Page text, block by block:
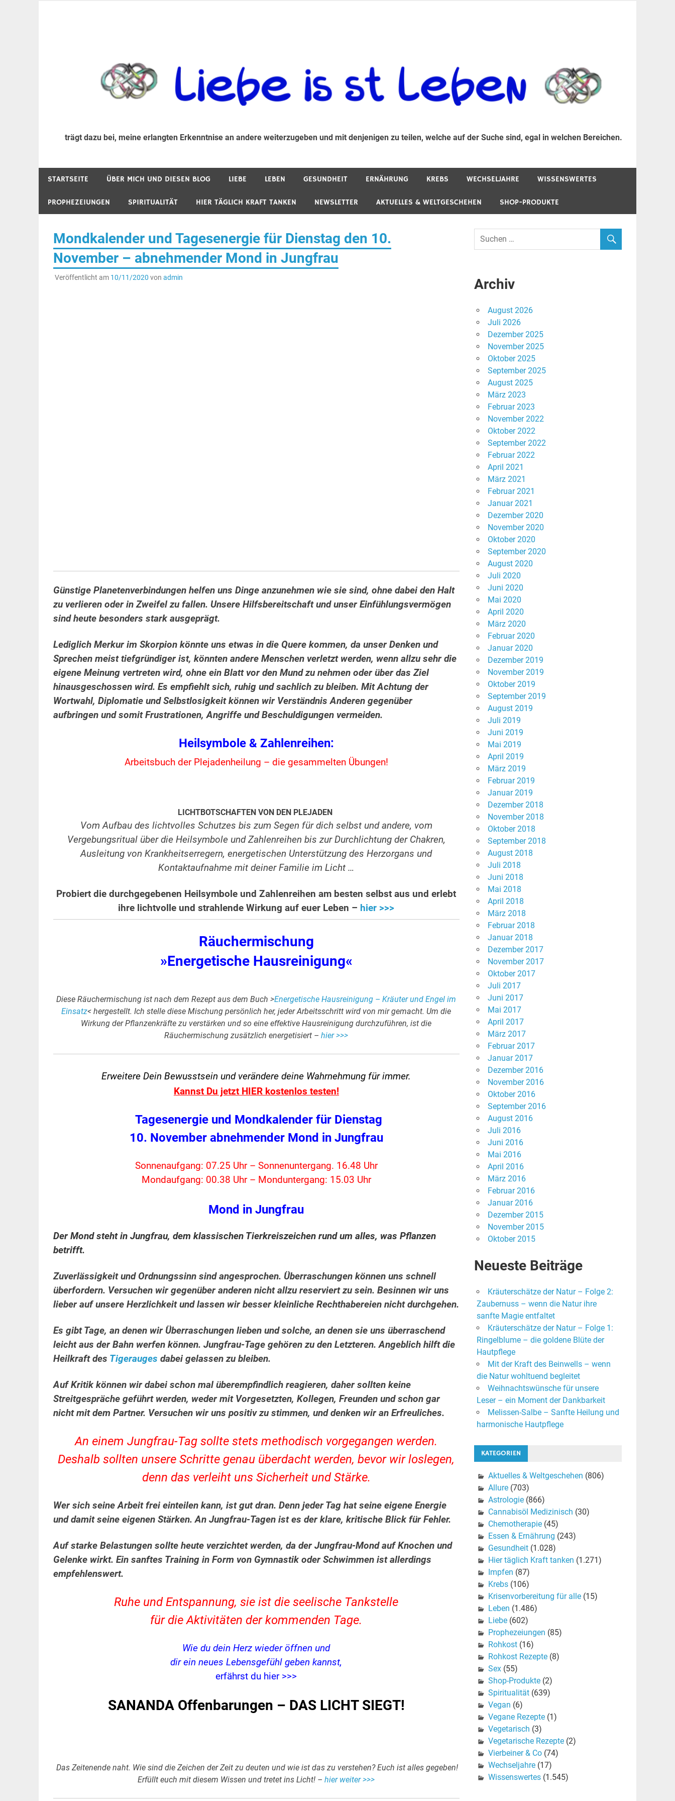
trägt dazu bei, meine erlangten Erkenntnise an andere weiterzugeben und mit denjenigen zu teilen, welche auf der Suche sind, egal in welchen Bereichen.
STARTSEITE ÜBER MICH UND DIESEN BLOG LIEBE LEBEN GESUNDHEIT ERNÄHRUNG KREBS WECHSELJAHRE WISSENSWERTES
PROPHEZEIUNGEN SPIRITUALITÄT HIER TÄGLICH KRAFT TANKEN NEWSLETTER AKTUELLES & WELTGESCHEHEN SHOP-PRODUKTE
Mondkalender und Tagesenergie für Dienstag den 10.
November – abnehmender Mond in Jungfrau
Veröffentlicht am 10/11/2020 von admin
Günstige Planetenverbindungen helfen uns Dinge anzunehmen wie sie sind, ohne dabei den Halt
zu verlieren oder in Zweifel zu fallen. Unsere Hilfsbereitschaft und unser Einfühlungsvermögen
sind heute besonders stark ausgeprägt.
Lediglich Merkur im Skorpion könnte uns etwas in die Quere kommen, da unser Denken und
Sprechen meist tiefgründiger ist, könnten andere Menschen verletzt werden, wenn allzu sehr die
eigene Meinung vertreten wird, ohne ein Blatt vor den Mund zu nehmen oder über das Ziel
hinausgeschossen wird. Es empfiehlt sich, ruhig und sachlich zu bleiben. Mit Achtung der
Wortwahl, Diplomatie und Selbstlosigkeit können wir Verständnis Anderen gegenüber
aufbringen und somit Frustrationen, Angriffe und Beschuldigungen vermeiden.
Heilsymbole & Zahlenreihen:
Arbeitsbuch der Plejadenheilung – die gesammelten Übungen!
LICHTBOTSCHAFTEN VON DEN PLEJADEN
Vom Aufbau des lichtvolles Schutzes bis zum Segen für dich selbst und andere, vom
Vergebungsritual über die Heilsymbole und Zahlenreihen bis zur Durchlichtung der Chakren,
Ausleitung von Krankheitserregern, energetischen Unterstützung des Herzorgans und
Kontaktaufnahme mit deiner Familie im Licht …
Probiert die durchgegebenen Heilsymbole und Zahlenreihen am besten selbst aus und erlebt
ihre lichtvolle und strahlende Wirkung auf euer Leben – hier >>>
Räuchermischung
»Energetische Hausreinigung«
Diese Räuchermischung ist nach dem Rezept aus dem Buch >Energetische Hausreinigung – Kräuter und Engel im
Einsatz< hergestellt. Ich stelle diese Mischung persönlich her, jeder Arbeitsschritt wird von mir gemacht. Um die
Wirkung der Pflanzenkräfte zu verstärken und so eine effektive Hausreinigung durchzuführen, ist die
Räuchermischung zusätzlich energetisiert –hier >>>
Erweitere Dein Bewusstsein und veränderedeine Wahrnehmung für immer.
Kannst Du jetzt HIER kostenlos testen!
Tagesenergie und Mondkalender für Dienstag
10. November abnehmender Mond in Jungfrau
Sonnenaufgang: 07.25 Uhr – Sonnenuntergang. 16.48 Uhr
Mondaufgang: 00.38 Uhr – Monduntergang: 15.03 Uhr
Mond in Jungfrau
Der Mond steht in Jungfrau, dem klassischen Tierkreiszeichen rund um alles, was Pflanzen
betrifft.
Zuverlässigkeit und Ordnungssinn sind angesprochen. Überraschungen können uns schnell
überfordern. Versuchen wir gegenüber anderen nicht allzu reserviert zu sein. Besinnen wir uns
lieber auf unsere Herzlichkeit und lassen wir besser kleinliche Rechthabereien nicht durchgehen.
Es gibt Tage, an denen wir Überraschungen lieben und solche, an denen sie uns überraschend
leicht aus der Bahn werfen können. Jungfrau-Tage gehören zu den Letzteren. Angeblich hilft die
Heilkraft des Tigerauges dabei gelassen zu bleiben.
Auf Kritik können wir dabei schon mal überempfindlich reagieren, dahersollten keine
Streitgespräche geführt werden, weder mit Vorgesetzten, Kollegen, Freunden und schon gar
nicht mit dem Partner. Versuchen wir uns positiv zu stimmen, und denken wir an Erfreuliches.
An einem Jungfrau-Tag sollte stets methodisch vorgegangen werden.
Deshalb sollten unsere Schritte genau überdacht werden, bevor wir loslegen,
denn das verleiht uns Sicherheit und Stärke.
Wer sich seine Arbeit frei einteilen kann, ist gut dran. Denn jeder Tag hat seine eigene Energie
und damit seine eigenen Stärken. An Jungfrau-Tagen ist es der klare, kritische Blick für Fehler.
Auf starke Belastungen sollte heute verzichtet werden, da der Jungfrau-Mond auf Knochen und
Gelenke wirkt. Ein sanftes Training in Form von Gymnastik oder Schwimmen ist allerdings
empfehlenswert.
Ruhe und Entspannung, sie ist die seelische Tankstelle
für die Aktivitäten der kommenden Tage.
Wie du dein Herz wieder öffnen und
dir ein neues Lebensgefühl geben kannst,
erfährst du hier >>>
SANANDA Offenbarungen – DAS LICHT SIEGT!
Das Zeitenende naht. Wie sind die Zeichen der Zeit zu deuten und wie ist das zu verstehen? Euch ist alles gegeben!
Erfüllt euch mit diesem Wissen und tretet ins Licht! –hier weiter >>>
Archiv
August 2026
Juli 2026
Dezember 2025
November 2025
Oktober 2025
September 2025
August 2025
März 2023
Februar 2023
November 2022
Oktober 2022
September 2022
Februar 2022
April 2021
März 2021
Februar 2021
Januar 2021
Dezember 2020
November 2020
Oktober 2020
September 2020
August 2020
Juli 2020
Juni 2020
Mai 2020
April 2020
März 2020
Februar 2020
Januar 2020
Dezember 2019
November 2019
Oktober 2019
September 2019
August 2019
Juli 2019
Juni 2019
Mai 2019
April 2019
März 2019
Februar 2019
Januar 2019
Dezember 2018
November 2018
Oktober 2018
September 2018
August 2018
Juli 2018
Juni 2018
Mai 2018
April 2018
März 2018
Februar 2018
Januar 2018
Dezember 2017
November 2017
Oktober 2017
Juli 2017
Juni 2017
Mai 2017
April 2017
März 2017
Februar 2017
Januar 2017
Dezember 2016
November 2016
Oktober 2016
September 2016
August 2016
Juli 2016
Juni 2016
Mai 2016
April 2016
März 2016
Februar 2016
Januar 2016
Dezember 2015
November 2015
Oktober 2015
Neueste Beiträge
Kräuterschätze der Natur – Folge 2:
Zaubernuss – wenn die Natur ihre
sanfte Magie entfaltet
Kräuterschätze der Natur – Folge 1:
Ringelblume – die goldene Blüte der
Hautpflege
Mit der Kraft des Beinwells – wenn
die Natur wohltuend begleitet
Weihnachtswünsche für unsere
Leser – ein Moment der Dankbarkeit
Melissen-Salbe – Sanfte Heilung und
harmonische Hautpflege
KATEGORIEN
Aktuelles & Weltgeschehen (806)
Allure(703)
Astrologie(866)
Cannabisöl Medizinisch (30)
Chemotherapie(45)
Essen & Ernährung (243)
Gesundheit(1.028)
Hier täglich Kraft tanken (1.271)
Impfen (87)
Krebs(106)
Krisenvorbereitung für alle(15)
Leben (1.486)
Liebe(602)
Prophezeiungen (85)
Rohkost(16)
Rohkost Rezepte(8)
Sex(55)
Shop-Produkte(2)
Spiritualität(639)
Vegan (6)
Vegane Rezepte(1)
Vegetarisch (3)
Vegetarische Rezepte(2)
Vierbeiner & Co(74)
Wechseljahre(17)
Wissenswertes(1.545)